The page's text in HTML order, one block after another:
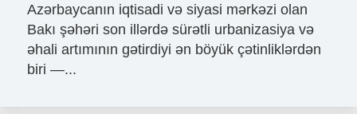
Azərbaycanın iqtisadi və siyasi mərkəzi olan
Bakı şəhəri son illərdə sürətli urbanizasiya və
əhali artımının gətirdiyi ən böyük çətinliklərdən
biri —...